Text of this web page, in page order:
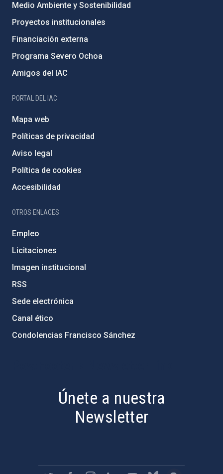
Medio Ambiente y Sostenibilidad
Proyectos institucionales
Financiación externa
Programa Severo Ochoa
Amigos del IAC
PORTAL DEL IAC
Mapa web
Políticas de privacidad
Aviso legal
Política de cookies
Accesibilidad
OTROS ENLACES
Empleo
Licitaciones
Imagen institucional
RSS
Sede electrónica
Canal ético
Condolencias Francisco Sánchez
Únete a nuestra
Newsletter